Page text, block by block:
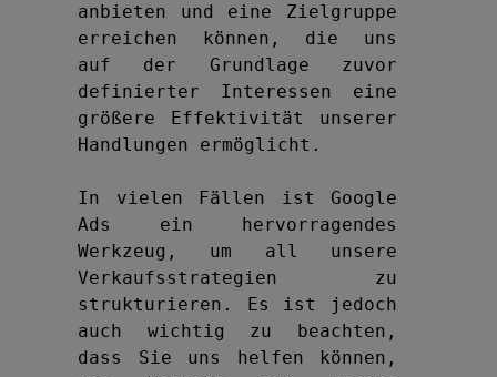
anbieten und eine Zielgruppe
erreichen können, die uns
auf der Grundlage zuvor
definierter Interessen eine
größere Effektivität unserer
Handlungen ermöglicht.
In vielen Fällen ist Google
Ads ein hervorragendes
Werkzeug, um all unsere
Verkaufsstrategien zu
strukturieren. Es ist jedoch
auch wichtig zu beachten,
dass Sie uns helfen können,